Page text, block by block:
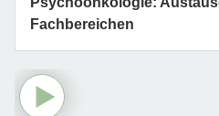
Fachbereichen